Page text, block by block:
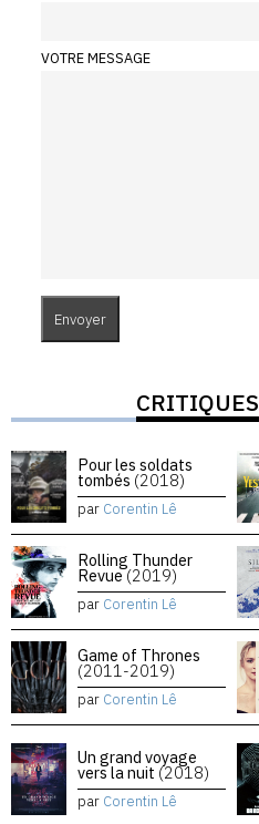
VOTRE MESSAGE
CRITIQUES
Pour les soldats
tombés (2018)
par Corentin Lê
Rolling Thunder
Revue(2019)
par Corentin Lê
Game of Thrones
(2011-2019)
par Corentin Lê
Un grand voyage
vers la nuit (2018)
par Corentin Lê